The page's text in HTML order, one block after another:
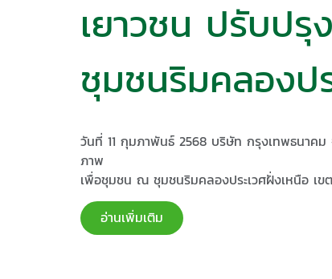
เยาวชน ปรับป
ชุมชนริมคลองป
วันที่ 11 กุมภาพันธ์ 2568 บริษัท กรุงเทพธนาค
ภาพ
เพื่อชุมชน ณ ชุมชนริมคลองประเวศฝั่งเหนือ เขต
อ่านเพิ่มเติม